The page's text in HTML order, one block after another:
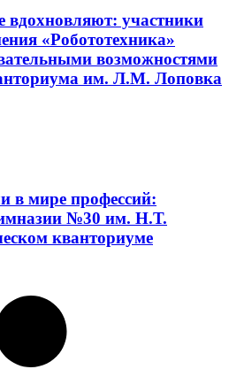
вдохновляют: участники
«Робототехника»
возможностями
им. Л.М. Лоповка
в мире профессий:
№30 им. Н.Т.
кванториуме